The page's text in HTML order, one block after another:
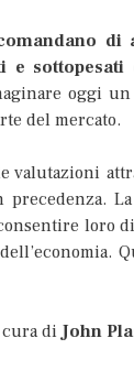
di
e
oggi
del mercato.
valutazioni
precedenza.
loro
cura di John